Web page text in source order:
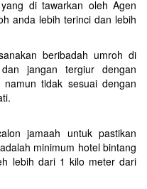
di tawarkan oleh Agen
anda lebih terinci dan lebih
beribadah umroh di
jangan tergiur dengan
tidak sesuai dengan
jamaah untuk pastikan
minimum hotel bintang
lebih dari 1 kilo meter dari